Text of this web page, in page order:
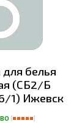
белья
(СБ2/Б
1) Ижевск